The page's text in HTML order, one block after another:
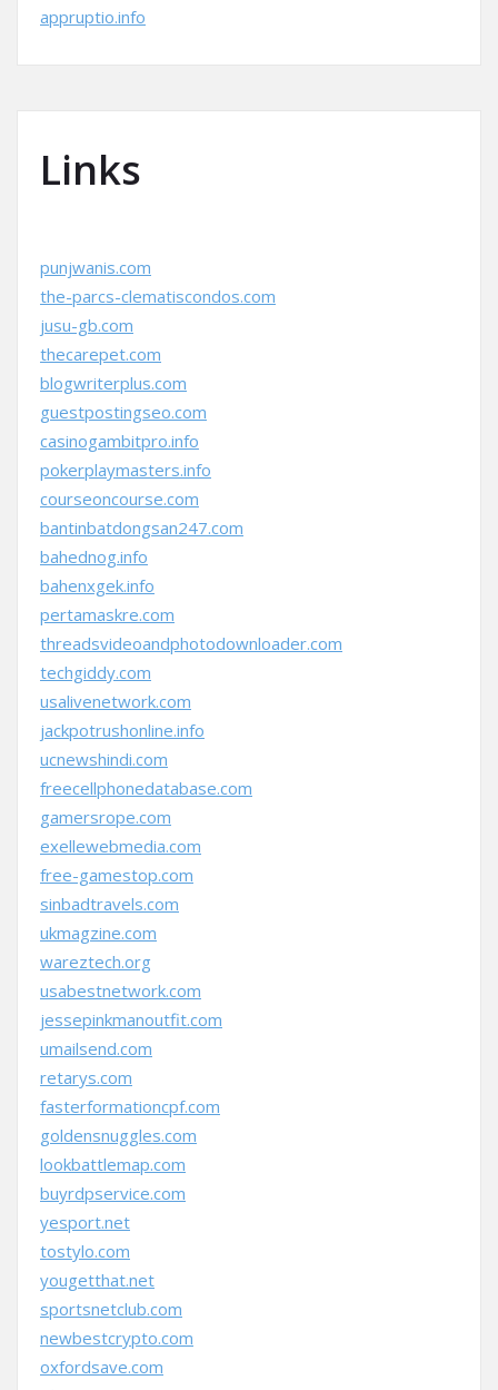
appruptio.info
Links
punjwanis.com
the-parcs-clematiscondos.com
jusu-gb.com
thecarepet.com
blogwriterplus.com
guestpostingseo.com
casinogambitpro.info
pokerplaymasters.info
courseoncourse.com
bantinbatdongsan247.com
bahednog.info
bahenxgek.info
pertamaskre.com
threadsvideoandphotodownloader.com
techgiddy.com
usalivenetwork.com
jackpotrushonline.info
ucnewshindi.com
freecellphonedatabase.com
gamersrope.com
exellewebmedia.com
free-gamestop.com
sinbadtravels.com
ukmagzine.com
wareztech.org
usabestnetwork.com
jessepinkmanoutfit.com
umailsend.com
retarys.com
fasterformationcpf.com
goldensnuggles.com
lookbattlemap.com
buyrdpservice.com
yesport.net
tostylo.com
yougetthat.net
sportsnetclub.com
newbestcrypto.com
oxfordsave.com